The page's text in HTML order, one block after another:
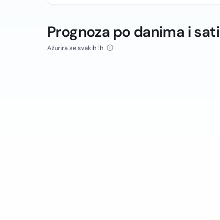
Prognoza po danima i
Ažurira se svakih 1h